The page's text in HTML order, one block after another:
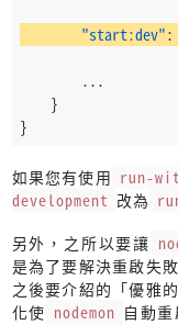
"start:dev":
        ...
}
}
如果您有使用 run-
development 改為
另外，之所以要讓
是為了要解決重啟失
之後要介紹的「優雅
化使 nodemon 自動重